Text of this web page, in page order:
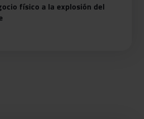
físico a la explosión del